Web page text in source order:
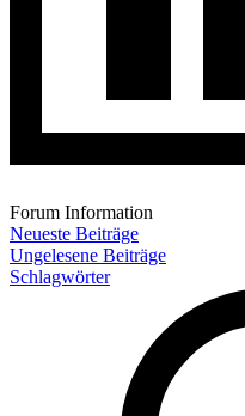
Forum Information
Neueste Beiträge
Ungelesene Beiträge
Schlagwörter